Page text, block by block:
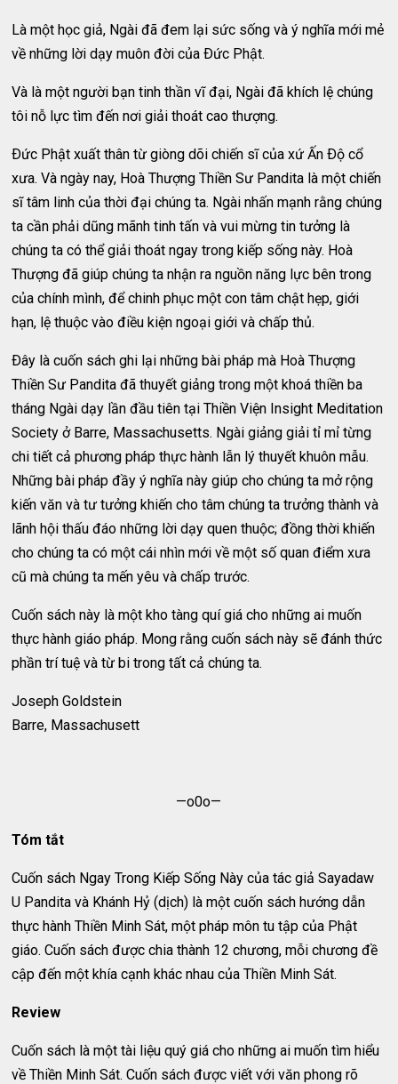
Là một học giả, Ngài đã đem lại sức sống và ý nghĩa mới mẻ
về những lời dạy muôn đời của Ðức Phật.
Và là một người bạn tinh thần vĩ đại, Ngài đã khích lệ chúng
tôi nỗ lực tìm đến nơi giải thoát cao thượng.
Ðức Phật xuất thân từ giòng dõi chiến sĩ của xứ Ấn Ðộ cổ
xưa. Và ngày nay, Hoà Thượng Thiền Sư Pandita là một chiến
sĩ tâm linh của thời đại chúng ta. Ngài nhấn mạnh rằng chúng
ta cần phải dũng mãnh tinh tấn và vui mừng tin tưởng là
chúng ta có thể giải thoát ngay trong kiếp sống này. Hoà
Thượng đã giúp chúng ta nhận ra nguồn năng lực bên trong
của chính mình, để chinh phục một con tâm chật hẹp, giới
hạn, lệ thuộc vào điều kiện ngoại giới và chấp thủ.
Ðây là cuốn sách ghi lại những bài pháp mà Hoà Thượng
Thiền Sư Pandita đã thuyết giảng trong một khoá thiền ba
tháng Ngài dạy lần đầu tiên tại Thiền Viện Insight Meditation
Society ở Barre, Massachusetts. Ngài giảng giải tỉ mỉ từng
chi tiết cả phương pháp thực hành lẫn lý thuyết khuôn mẫu.
Những bài pháp đầy ý nghĩa này giúp cho chúng ta mở rộng
kiến văn và tư tưởng khiến cho tâm chúng ta trưởng thành và
lãnh hội thấu đáo những lời dạy quen thuộc; đồng thời khiến
cho chúng ta có một cái nhìn mới về một số quan điểm xưa
cũ mà chúng ta mến yêu và chấp trước.
Cuốn sách này là một kho tàng quí giá cho những ai muốn
thực hành giáo pháp. Mong rằng cuốn sách này sẽ đánh thức
phần trí tuệ và từ bi trong tất cả chúng ta.
Joseph Goldstein
Barre, Massachusett
—o0o—
Tóm tắt
Cuốn sách Ngay Trong Kiếp Sống Này của tác giả Sayadaw
U Pandita và Khánh Hỷ (dịch) là một cuốn sách hướng dẫn
thực hành Thiền Minh Sát, một pháp môn tu tập của Phật
giáo. Cuốn sách được chia thành 12 chương, mỗi chương đề
cập đến một khía cạnh khác nhau của Thiền Minh Sát.
Review
Cuốn sách là một tài liệu quý giá cho những ai muốn tìm hiểu
về Thiền Minh Sát. Cuốn sách được viết với văn phong rõ